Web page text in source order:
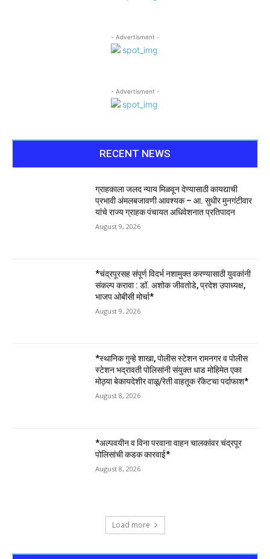
- Advertisment -
- Advertisment -
RECENT NEWS
ग्राहकाला जलद न्याय मिळवून देण्यासाठी कायद्याची
प्रभावी अंमलबजावणी आवश्यक – आ. सुधीर मुनगंटीवार
यांचे राज्य ग्राहक पंचायत अधिवेशनात प्रतिपादन
August 9, 2026
*चंद्रपूरसह संपूर्ण विदर्भ नशामुक्त करण्यासाठी युवकांनी
संकल्प करावा : डॉ. अशोक जीवतोडे, प्रदेश उपाध्यक्ष,
भाजप ओबीसी मोर्चा*
August 9, 2026
*स्थानिक गुन्हे शाखा, पोलीस स्टेशन रामनगर व पोलीस
स्टेशन भद्रावती पोलिसांनी संयुक्त धाड मोहिमेत एका
मोठ्या बेकायदेशीर वाळू/रेती वाहतूक रॅकेटचा पर्दाफाश*
August 8, 2026
*अल्पवयीन व विना परवाना वाहन चालकांवर चंद्रपूर
पोलिसांची कडक कारवाई*
August 8, 2026
Load more